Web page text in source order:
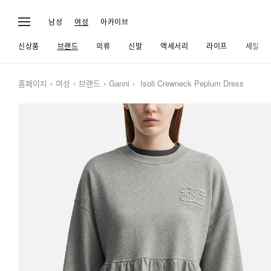
남성 여성 아카이브
신상품 브랜드 의류 신발 액세서리 라이프 세일
홈페이지 여성 브랜드 Ganni Isoli Crewneck Peplum Dress